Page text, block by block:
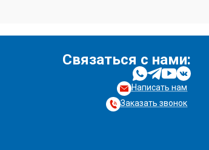
Связаться с нами:
Написать нам
Заказать звонок